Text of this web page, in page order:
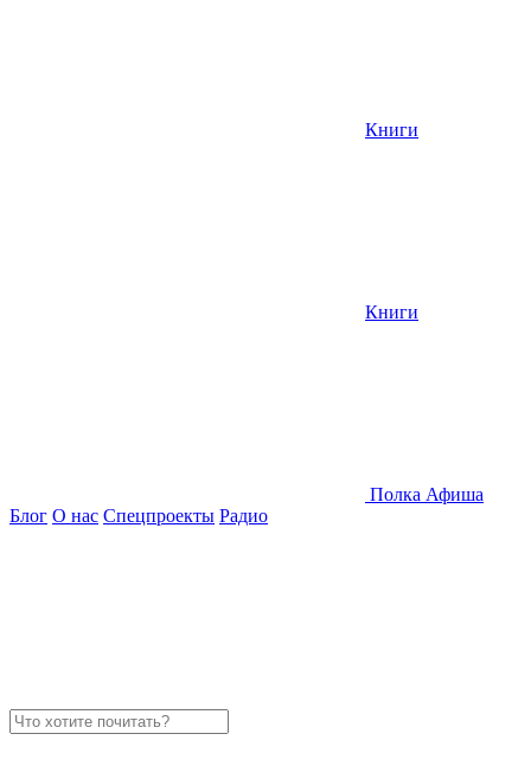
Книги
Книги
Полка Афиша
Блог О нас Спецпроекты Радио